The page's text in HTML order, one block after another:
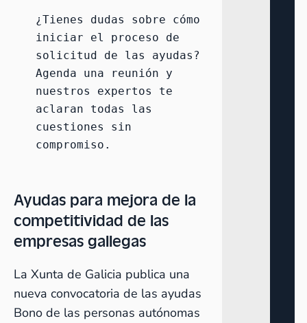
¿Tienes dudas sobre cómo
iniciar el proceso de
Agenda una reunión y
nuestros expertos te
aclaran todas las
cuestiones sin
compromiso.
Ayudas para mejora de la
competitividad de las
empresas gallegas
La Xunta de Galicia publica una
nueva convocatoria de las ayudas
Bono de las personas autónomas